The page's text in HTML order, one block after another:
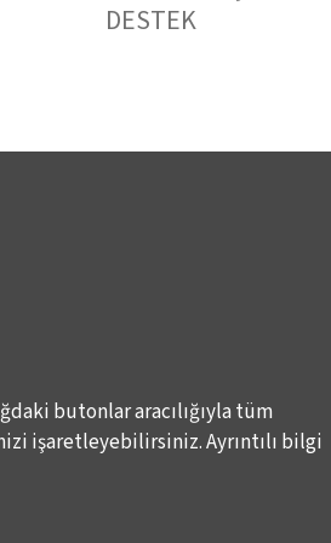
DESTEK
butonlar aracılığıyla tüm
işaretleyebilirsiniz. Ayrıntılı bilgi